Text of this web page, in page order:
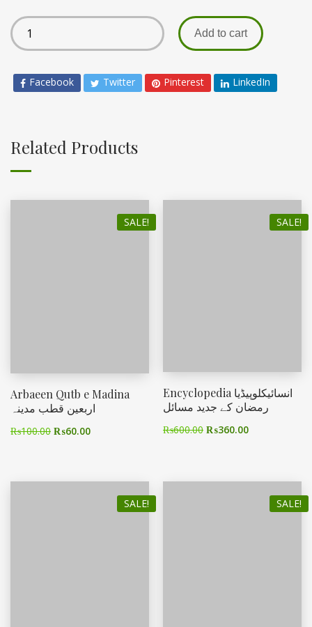
Add to cart
Facebook Twitter Pinterest LinkedIn
Related Products
SALE!
Arbaeen Qutb e Madina
اربعین قطب مدینہ
₨100.00 ₨60.00
SALE!
Encyclopedia انسائیکلوپیڈیا
رمضان کے جدید مسائل
₨600.00 ₨360.00
SALE! SALE!